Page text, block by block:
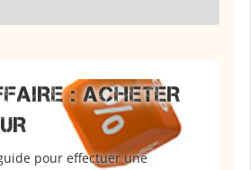
: ACHETER
pour effectuer une